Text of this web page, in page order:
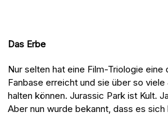
Das Erbe
Nur selten hat eine Film-Triologie
Fanbase erreicht und sie über so
halten können. Jurassic Park ist Kult.
Aber nun wurde bekannt, dass es